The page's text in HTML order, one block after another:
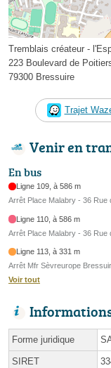
Tremblais créateur -
223 Boulevard de
79300 Bressuire
Trajet
Venir en
En bus
Ligne 109, à 586 m
Arrêt Place Malabry - 36 Rue
Ligne 110, à 586 m
Arrêt Place Malabry - 36 Rue
Ligne 113, à 331 m
Arrêt Mfr Sèvreurope
Voir tout
Forme juridique
SIRET